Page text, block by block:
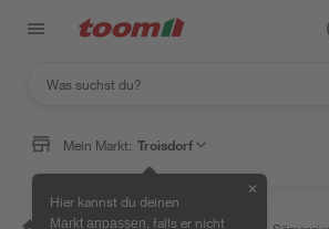
Mein Markt: Troisdorf
Hier kannst du deinen
Markt anpassen , falls er nicht
✕